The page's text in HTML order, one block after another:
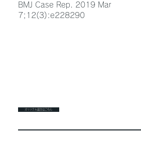
BMJ Case Rep. 2019 Mar
7;12(3):e228290
オリジナル論文はこちら